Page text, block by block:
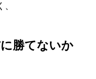
に勝てないか